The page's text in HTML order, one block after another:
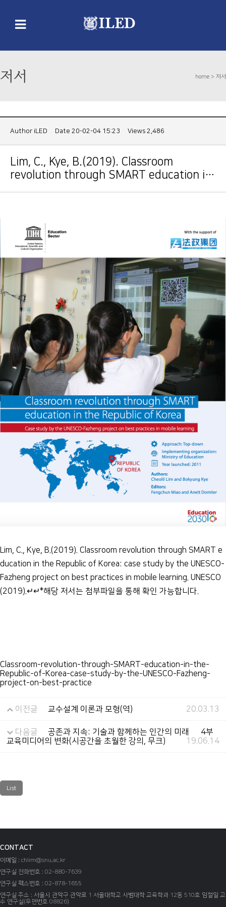
저서 home > 저서
Author iLED Date 20-02-04 15:23 Views 2,486
Lim, C., Kye, B.(2019). Classroom
revolution through SMART education i…
Lim, C., Kye, B.(2019). Classroom revolution through SMART e
ducation in the Republic of Korea: case study by the UNESCO-
Fazheng project on best practices in mobile learning. UNESCO
(2019).↵↵*해당 저서는 첨부파일을 통해 확인 가능합니다.
Classroom-revolution-through-SMART-education-in-the-
Republic-of-Korea-case-study-by-the-UNESCO-Fazheng-
project-on-best-practice
이전글 교수설계 이론과 모형(역) 20.03.13
다음글
공존과 지속: 기술과 함께하는 인간의 미래 中 4부
교육미디어의 변화(시공간을 초월한 강의, 무크)
19.06.14
List
CONTACT
이메일 : chlim@snu.ac.kr
연구실 전화번호 : 02-880-7639
연구실 팩스번호 : 02-878-1655
연구실 주소 : 서울시 관악구 관악로 1 서울대학교 사범대학 교육학과 12동 510호 임철일 교
수 연구실(우편번호 08826)